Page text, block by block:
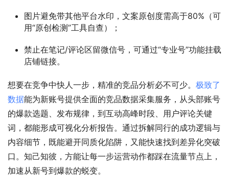
图片避免带其他平台水印，文案原创度需高于80%（可
用“原创检测”工具自查）；
禁止在笔记/评论区留微信号，可通过“专业号”功能挂载
店铺链接。
想要在竞争中快人一步，精准的竞品分析必不可少。 极致了
数据能为新账号提供全面的竞品数据采集服务，从头部账号
的爆款选题、发布规律，到互动高峰时段、用户评论关键
词，都能形成可视化分析报告。通过拆解同行的成功逻辑与
内容细节，既能避开同质化陷阱，又能快速找到差异化突破
口。知己知彼，方能让每一步运营动作都踩在流量节点上，
加速从新号到爆款的蜕变。